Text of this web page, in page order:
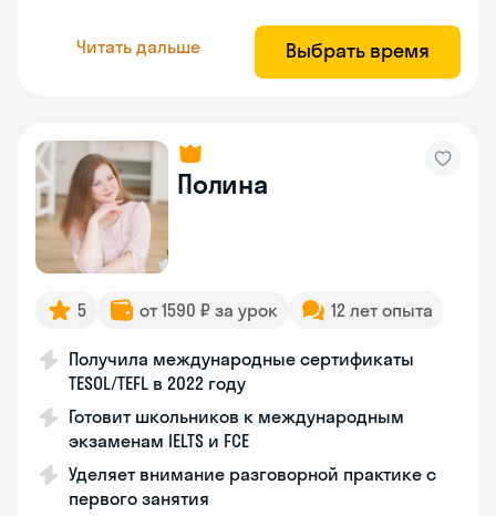
Читать дальше Выбрать время
Полина
5 от 1590 ₽ за урок 12 лет опыта
Получила международные сертификаты
TESOL/TEFL в 2022 году
Готовит школьников к международным
экзаменам IELTS и FCE
Уделяет внимание разговорной практике с
первого занятия